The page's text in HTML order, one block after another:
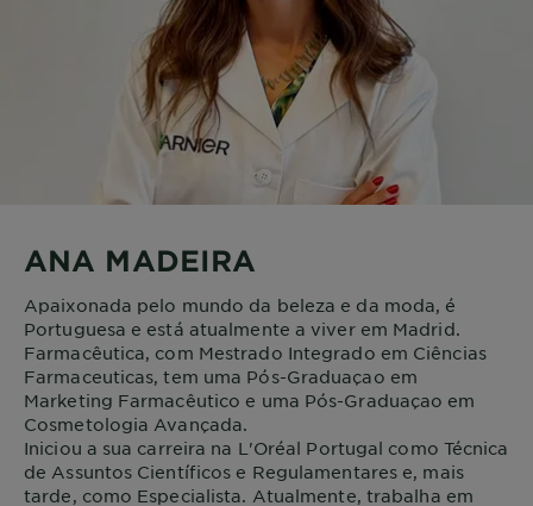
ANA MADEIRA
Apaixonada pelo mundo da beleza e da moda, é
Portuguesa e está atualmente a viver em Madrid.
Farmacêutica, com Mestrado Integrado em Ciências
Farmaceuticas, tem uma Pós-Graduaçao em
Marketing Farmacêutico e uma Pós-Graduaçao em
Cosmetologia Avançada.
Iniciou a sua carreira na L'Oréal Portugal como Técnica
de Assuntos Científicos e Regulamentares e, mais
tarde, como Especialista. Atualmente, trabalha em